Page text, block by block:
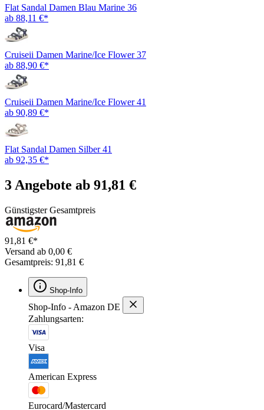
Flat Sandal Damen Blau Marine 36
ab 88,11 €*
Cruiseii Damen Marine/Ice Flower 37
ab 88,90 €*
Cruiseii Damen Marine/Ice Flower 41
ab 90,89 €*
Flat Sandal Damen Silber 41
ab 92,35 €*
3 Angebote ab 91,81 €
Günstigster Gesamtpreis
91,81 €*
Versand ab 0,00 €
Gesamtpreis: 91,81 €
Shop-Info
Shop-Info - Amazon DE
Zahlungsarten:
Visa
American Express
Eurocard/Mastercard